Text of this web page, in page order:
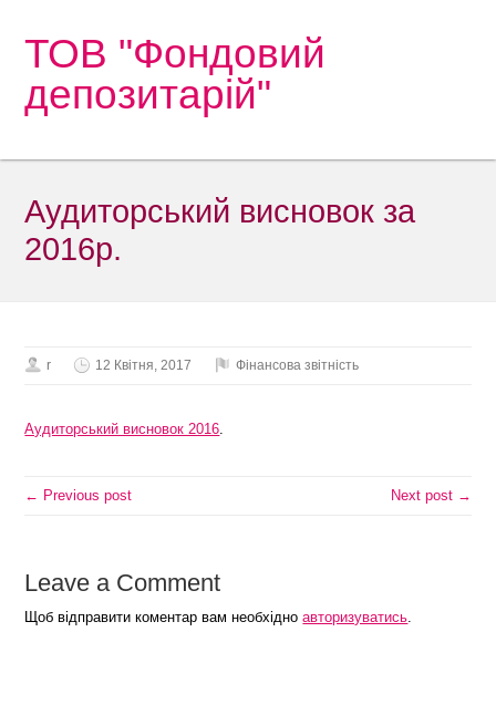
ТОВ "Фондовий
депозитарій"
Аудиторський висновок за
2016р.
r 12 Квітня, 2017 Фінансова звітність
Аудиторський висновок 2016.
← Previous post Next post →
Leave a Comment
Щоб відправити коментар вам необхідноавторизуватись.